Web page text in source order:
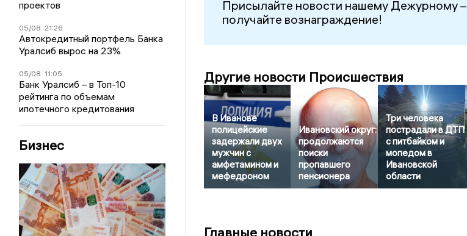
проектов
05/08 21:26
Автокредитный портфель Банка
Уралсиб вырос на 23%
05/08 11:05
Банк Уралсиб – в Топ-10
рейтинга по объемам
ипотечного кредитования
Бизнес
Присылайте новости нашему Дежурному –
получайте вознаграждение!
Другие новости Происшествия
В Иванове
полицейские
задержали двух
мужчин с
амфетамином и
мефедроном
Ивановский округ:
продолжаются
поиски
пропавшего
пенсионера
Три человека
пострадали в ДТП
с питбайком и
мопедом в
Ивановской
области